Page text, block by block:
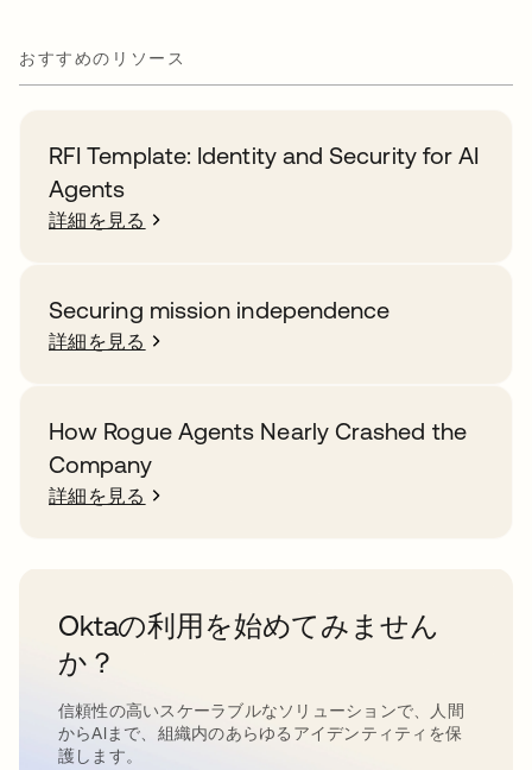
おすすめのリソース
RFI Template: Identity and Security for AI
Agents
詳細を見る
Securing mission independence
詳細を見る
How Rogue Agents Nearly Crashed the
Company
詳細を見る
Oktaの利用を始めてみません
か？
信頼性の高いスケーラブルなソリューションで、人間
からAIまで、組織内のあらゆるアイデンティティを保
護します。